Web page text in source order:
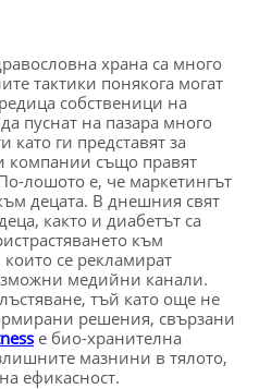
храна са много
тактики понякога могат
собственици на
пуснат на пазара много
като ги представят за
компании също правят
лошото е, че маркетингът
децата. В днешния свят
както и диабетът са
към
се рекламират
медийни канали.
тъй като още не
решения, свързани
е био-хранителна
мазнини в тялото,
ефикасност.